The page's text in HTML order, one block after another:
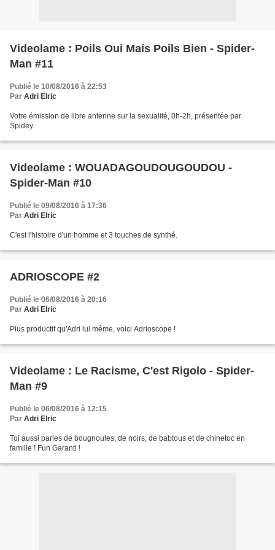
Videolame : Poils Oui Mais Poils Bien - Spider-
Man #11
Publié le 10/08/2016 à 22:53
Par Adri Elric
Votre émission de libre antenne sur la sexualité, 0h-2h, présentée par
Spidey.
Videolame : WOUADAGOUDOUGOUDOU -
Spider-Man #10
Publié le 09/08/2016 à 17:36
Par Adri Elric
C'est l'histoire d'un homme et 3 touches de synthé.
ADRIOSCOPE #2
Publié le 06/08/2016 à 20:16
Par Adri Elric
Plus productif qu'Adri lui même, voici Adrioscope !
Videolame : Le Racisme, C'est Rigolo - Spider-
Man #9
Publié le 06/08/2016 à 12:15
Par Adri Elric
Toi aussi parles de bougnoules, de noirs, de babtous et de chinetoc en
famille ! Fun Garanti !